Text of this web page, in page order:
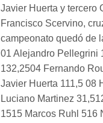
Javier Huerta y tercero
Francisco Scervino,
campeonato quedó de
01 Alejandro Pellegrini
132,2504 Fernando
Javier Huerta 111,5 08
Luciano Martinez
1515 Marcos Ruhl 516